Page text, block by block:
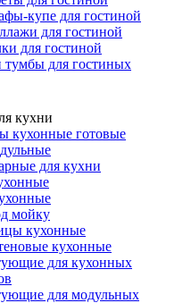
купе для гостиной
для гостиной
для гостиной
для гостиных
кухни
кухонные готовые
для кухни
мойку
кухонные
кухонные
для кухонных
для модульных